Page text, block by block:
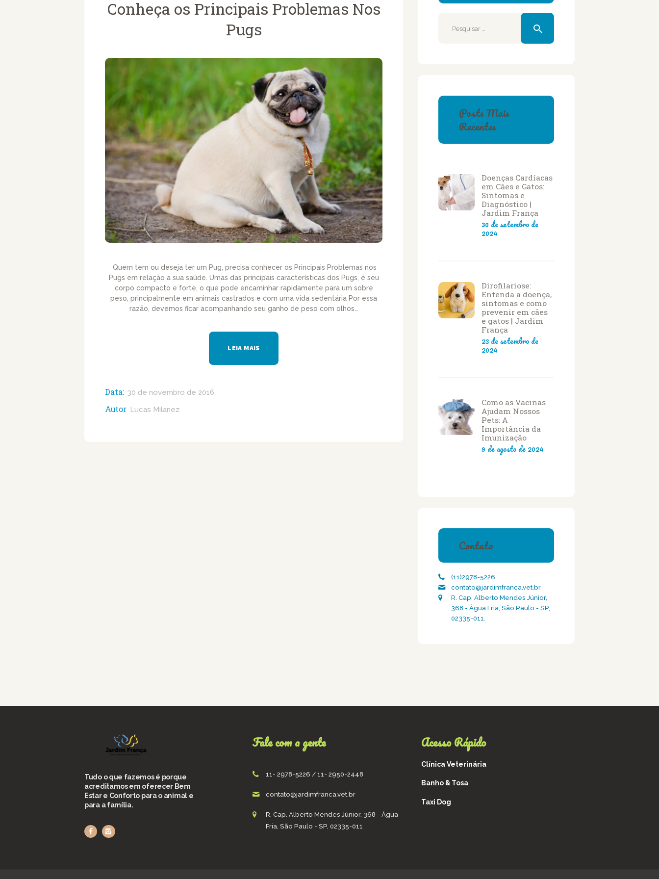
Conheça os Principais Problemas Nos
Pugs
Quem tem ou deseja ter um Pug, precisa conhecer os Principais Problemas nos
Pugs em relação a sua saúde. Umas das principais características dos Pugs, é seu
corpo compacto e forte, o que pode encaminhar rapidamente para um sobre
peso, principalmente em animais castrados e com uma vida sedentária Por essa
razão, devemos ficar acompanhando seu ganho de peso com olhos…
LEIA MAIS
Data: 30 de novembro de 2016
Autor Lucas Milanez
Posts Mais
Recentes
Doenças Cardíacas
em Cães e Gatos:
Sintomas e
Diagnóstico |
Jardim França
30 de setembro de
2024
Dirofilariose:
Entenda a doença,
sintomas e como
prevenir em cães
e gatos | Jardim
França
23 de setembro de
2024
Como as Vacinas
Ajudam Nossos
Pets: A
Importância da
Imunização
9 de agosto de 2024
Contato
(11)2978-5226
contato@jardimfranca.vet.br
R. Cap. Alberto Mendes Júnior,
368 - Água Fria, São Paulo - SP,
02335-011.
Tudo o que fazemos é porque
acreditamos em oferecer Bem
Estar e Conforto para o animal e
para a família.
Fale com a gente
11- 2978-5226 / 11- 2950-2448
contato@jardimfranca.vet.br
R. Cap. Alberto Mendes Júnior, 368 - Água
Fria, São Paulo - SP, 02335-011
Acesso Rápido
Clínica Veterinária
Banho & Tosa
Taxi Dog